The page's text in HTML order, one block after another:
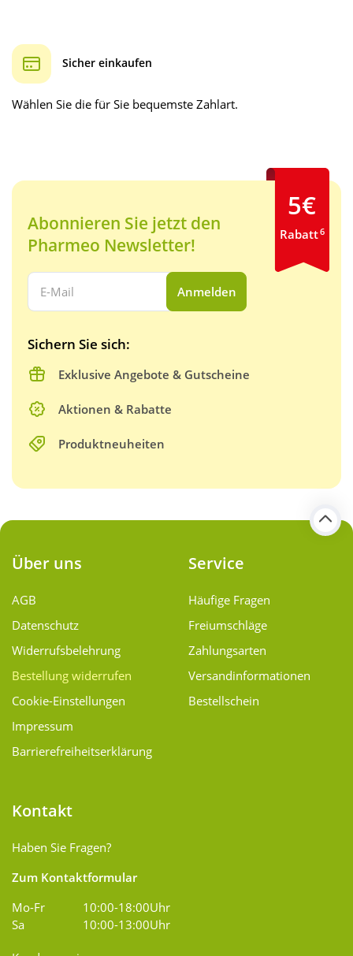
Sicher einkaufen
Wählen Sie die für Sie bequemste Zahlart.
Abonnieren Sie jetzt den
Pharmeo Newsletter!
Ihre E-Mail Adresse:
Anmelden
Sichern Sie sich:
Exklusive Angebote & Gutscheine
Aktionen & Rabatte
Produktneuheiten
5€
Rabatt6
Über uns
AGB
Datenschutz
Widerrufsbelehrung
Bestellung widerrufen
Cookie-Einstellungen
Impressum
Barrierefreiheitserklärung
Service
Häufige Fragen
Freiumschläge
Zahlungsarten
Versand­informationen
Bestellschein
Kontakt
Haben Sie Fragen?
Zum Kontaktformular
Mo-Fr
10:00-18:00Uhr
Sa
10:00-13:00Uhr